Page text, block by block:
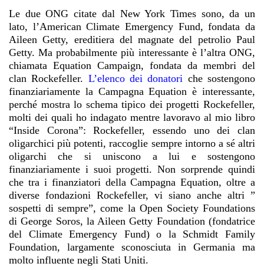
Le due ONG citate dal New York Times sono, da un
lato, l’American Climate Emergency Fund, fondata da
Aileen Getty, ereditiera del magnate del petrolio Paul
Getty. Ma probabilmente più interessante è l’altra ONG,
chiamata Equation Campaign, fondata da membri del
clan Rockefeller. L’elenco dei donatori che sostengono
finanziariamente la Campagna Equation è interessante,
perché mostra lo schema tipico dei progetti Rockefeller,
molti dei quali ho indagato mentre lavoravo al mio libro
“Inside Corona”: Rockefeller, essendo uno dei clan
oligarchici più potenti, raccoglie sempre intorno a sé altri
oligarchi che si uniscono a lui e sostengono
finanziariamente i suoi progetti. Non sorprende quindi
che tra i finanziatori della Campagna Equation, oltre a
diverse fondazioni Rockefeller, vi siano anche altri ”
sospetti di sempre”, come la Open Society Foundations
di George Soros, la Aileen Getty Foundation (fondatrice
del Climate Emergency Fund) o la Schmidt Family
Foundation, largamente sconosciuta in Germania ma
molto influente negli Stati Uniti.